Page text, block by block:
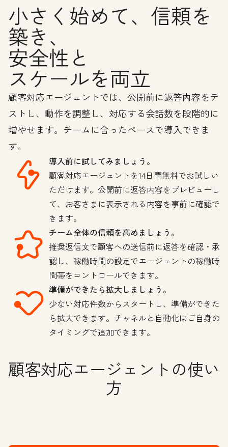
小さく始めて、信頼を
築き、
安全性と
スケールを両立
顧客対応エージェントでは、公開前に返答内容をテ
ストし、動作を調整し、対応する会話数を段階的に
増やせます。チームに合ったペースで導入できま
す。
導入前に試してみましょう。
顧客対応エージェントを14日間無料でお試しい
ただけます。公開前に返答内容をプレビューし
て、お客さまに表示される内容を事前に確認で
きます。
チーム全体の信頼を高めましょう。
推奨返信文で顧客への送信前に返答を確認・承
認し、稼働時間の設定でエージェントの稼働時
間帯をコントロールできます。
準備ができたら拡大しましょう。
少ない対応件数からスタートし、準備ができた
ら拡大できます。チャネルと自動化はご自身の
タイミングで追加できます。
顧客対応エージェントの使い
方